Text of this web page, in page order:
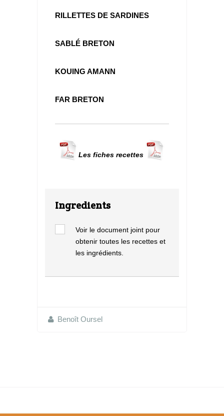
RILLETTES DE SARDINES
SABLÉ BRETON
KOUING AMANN
FAR BRETON
Les fiches recettes
Ingredients
Voir le document joint pour
obtenir toutes les recettes et
les ingrédients.
Benoît Oursel